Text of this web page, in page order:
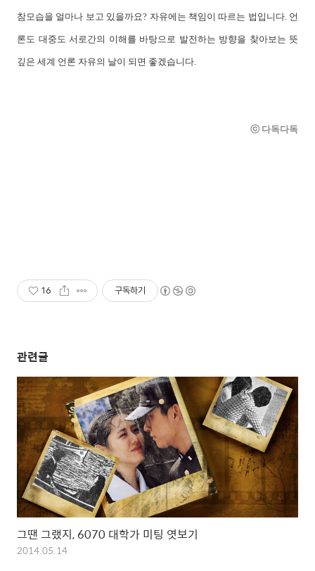
참모습을 얼마나 보고 있을까요? 자유에는 책임이 따르는 법입니다. 언
론도 대중도 서로간의 이해를 바탕으로 발전하는 방향을 찾아보는 뜻
깊은 세계 언론 자유의 날이 되면 좋겠습니다.
ⓒ 다독다독
16 구독하기
관련글
그땐 그랬지, 6070 대학가 미팅 엿보기
2014.05.14